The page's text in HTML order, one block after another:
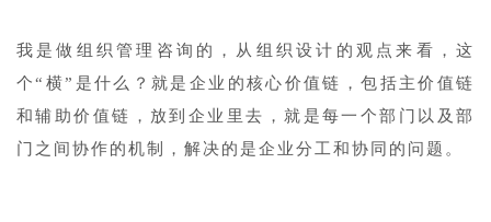
我是做组织管理咨询的，从组织设计的观点来看，这
个“横”是什么？就是企业的核心价值链，包括主价值链
和辅助价值链，放到企业里去，就是每一个部门以及部
门之间协作的机制，解决的是企业分工和协同的问题。